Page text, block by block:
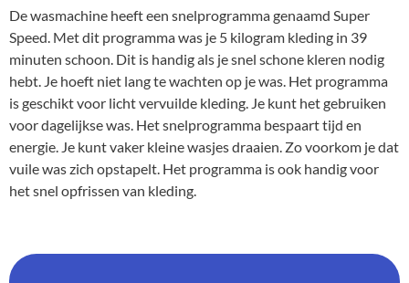
De wasmachine heeft een snelprogramma genaamd Super
Speed. Met dit programma was je 5 kilogram kleding in 39
minuten schoon. Dit is handig als je snel schone kleren nodig
hebt. Je hoeft niet lang te wachten op je was. Het programma
is geschikt voor licht vervuilde kleding. Je kunt het gebruiken
voor dagelijkse was. Het snelprogramma bespaart tijd en
energie. Je kunt vaker kleine wasjes draaien. Zo voorkom je dat
vuile was zich opstapelt. Het programma is ook handig voor
het snel opfrissen van kleding.